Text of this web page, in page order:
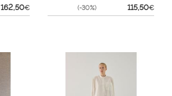
162,50€ (-30%) 115,50€